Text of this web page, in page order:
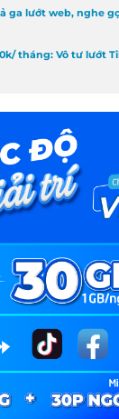
ga lướt web, nghe
tháng: Vô tư lướt